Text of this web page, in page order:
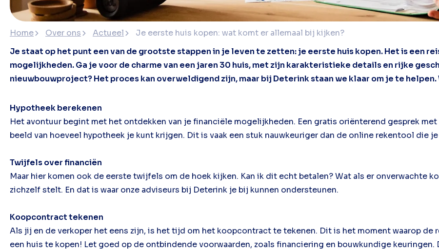
Home Over ons Actueel
Je eerste huis kopen: wat komt er allemaal bij kijken?
Je staat op het punt een van de grootste stappen in je leven te zetten: je eerste huis kopen. Het is een
mogelijkheden. Ga je voor de charme van een jaren 30 huis, met zijn karakteristieke details en rijke
nieuwbouwproject? Het proces kan overweldigend zijn, maar bij Deterink staan we klaar om je te
Hypotheek berekenen
Het avontuur begint met het ontdekken van je financiële mogelijkheden. Een gratis oriënterend gesprek
beeld van hoeveel hypotheek je kunt krijgen. Dit is vaak een stuk nauwkeuriger dan de online rekentool die
Twijfels over financiën
Maar hier komen ook de eerste twijfels om de hoek kijken. Kan ik dit echt betalen? Wat als er onverwachte
zichzelf stelt. En dat is waar onze adviseurs bij Deterink je bij kunnen ondersteunen.
Koopcontract tekenen
Als jij en de verkoper het eens zijn, is het tijd om het koopcontract te tekenen. Dit is het moment waarop
een huis te kopen! Let goed op de ontbindende voorwaarden, zoals financiering en bouwkundige keuringen.